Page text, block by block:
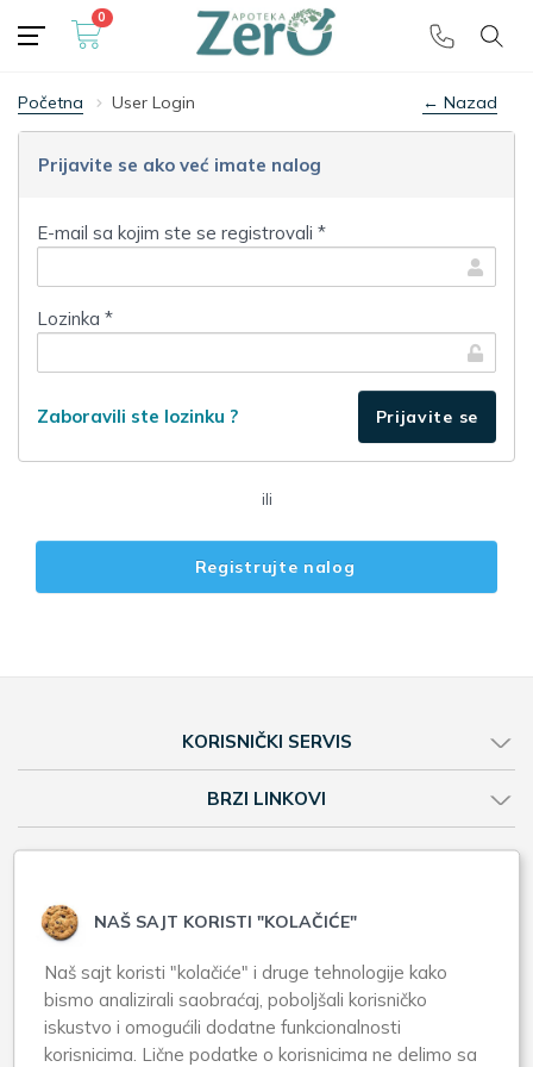
Besplatna dostava🎁 preko 5000 dinara
0
Početna User Login ← Nazad
Prijavite se ako već imate nalog
E-mail sa kojim ste se registrovali *
Lozinka *
Zaboravili ste lozinku ?
ili
Registrujte nalog
KORISNIČKI SERVIS
BRZI LINKOVI
Online prodavnica
Apotekarska ustanova Zero Pharm
Karađorđev trg 18, Zemun
NAŠ SAJT KORISTI "KOLAČIĆE"
Naš sajt koristi "kolačiće" i druge tehnologije kako
bismo analizirali saobraćaj, poboljšali korisničko
iskustvo i omogućili dodatne funkcionalnosti
korisnicima. Lične podatke o korisnicima ne delimo sa